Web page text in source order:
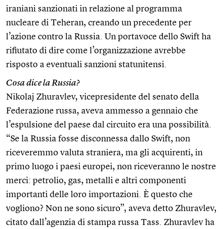
iraniani sanzionati in relazione al programma
nucleare di Teheran, creando un precedente per
l’azione contro la Russia. Un portavoce dello Swift ha
rifiutato di dire come l’organizzazione avrebbe
risposto a eventuali sanzioni statunitensi.
Cosa dice la Russia?
Nikolaj Zhuravlev, vicepresidente del senato della
Federazione russa, aveva ammesso a gennaio che
l’espulsione del paese dal circuito era una possibilità.
“Se la Russia fosse disconnessa dallo Swift, non
riceveremmo valuta straniera, ma gli acquirenti, in
primo luogo i paesi europei, non riceveranno le nostre
merci: petrolio, gas, metalli e altri componenti
importanti delle loro importazioni. È questo che
vogliono? Non ne sono sicuro”, aveva detto Zhuravlev,
citato dall’agenzia di stampa russa Tass. Zhuravlev ha